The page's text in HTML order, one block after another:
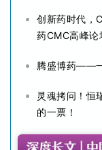
创新药时代，
药CMC高峰论
腾盛博药——一
灵魂拷问！恒
的一票！